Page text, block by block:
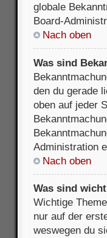
globale
Board-
Nach oben
Was sind
den du gerade
oben auf jeder
Administration
Nach oben
Was sind
Wichtige
nur auf der
weswegen du